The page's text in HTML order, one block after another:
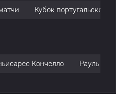
Кубок португальской
Кончелло Рауль